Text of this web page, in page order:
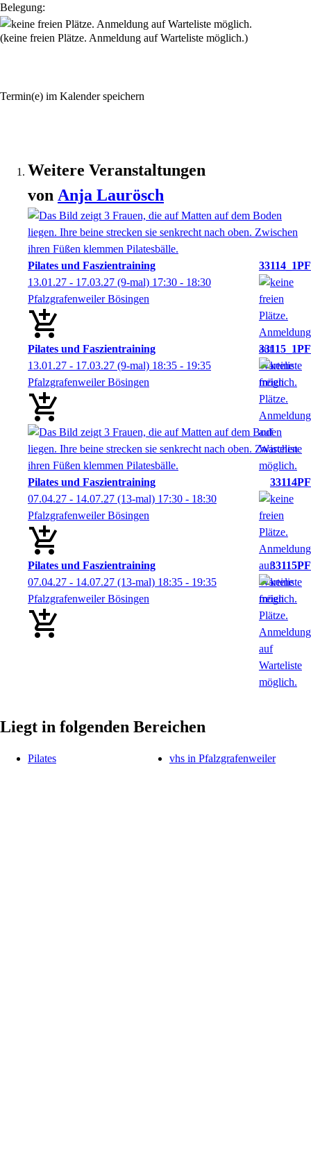
Belegung:
(keine freien Plätze. Anmeldung auf Warteliste möglich.)
Termin(e) im Kalender speichern
Weitere Veranstaltungen
von Anja Laurösch
Pilates und Faszientraining
33114_1PF
13.01.27 - 17.03.27 (9-mal) 17:30 - 18:30
Pfalzgrafenweiler Bösingen
Pilates und Faszientraining
33115_1PF
13.01.27 - 17.03.27 (9-mal) 18:35 - 19:35
Pfalzgrafenweiler Bösingen
Pilates und Faszientraining
33114PF
07.04.27 - 14.07.27 (13-mal) 17:30 - 18:30
Pfalzgrafenweiler Bösingen
Pilates und Faszientraining
33115PF
07.04.27 - 14.07.27 (13-mal) 18:35 - 19:35
Pfalzgrafenweiler Bösingen
Liegt in folgenden Bereichen
Pilates vhs in Pfalzgrafenweiler